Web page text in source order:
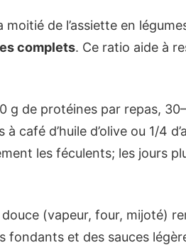
de l’assiette en
complets. Ce ratio aide à
g de protéines par repas,
café d’huile d’olive ou 1/4
les féculents; les jours
(vapeur, four, mijoté)
fondants et des sauces